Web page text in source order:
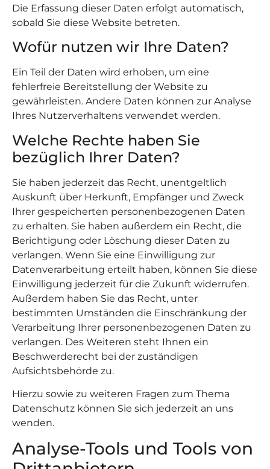
Die Erfassung dieser Daten erfolgt automatisch,
sobald Sie diese Website betreten.
Wofür nutzen wir Ihre Daten?
Ein Teil der Daten wird erhoben, um eine
fehlerfreie Bereitstellung der Website zu
gewährleisten. Andere Daten können zur Analyse
Ihres Nutzerverhaltens verwendet werden.
Welche Rechte haben Sie
bezüglich Ihrer Daten?
Sie haben jederzeit das Recht, unentgeltlich
Auskunft über Herkunft, Empfänger und Zweck
Ihrer gespeicherten personenbezogenen Daten
zu erhalten. Sie haben außerdem ein Recht, die
Berichtigung oder Löschung dieser Daten zu
verlangen. Wenn Sie eine Einwilligung zur
Datenverarbeitung erteilt haben, können Sie diese
Einwilligung jederzeit für die Zukunft widerrufen.
Außerdem haben Sie das Recht, unter
bestimmten Umständen die Einschränkung der
Verarbeitung Ihrer personenbezogenen Daten zu
verlangen. Des Weiteren steht Ihnen ein
Beschwerderecht bei der zuständigen
Aufsichtsbehörde zu.
Hierzu sowie zu weiteren Fragen zum Thema
Datenschutz können Sie sich jederzeit an uns
wenden.
Analyse-Tools und Tools von